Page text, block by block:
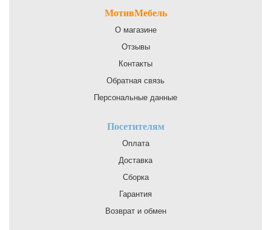
МотивМебель
О магазине
Отзывы
Контакты
Обратная связь
Персональные данные
Посетителям
Оплата
Доставка
Сборка
Гарантия
Возврат и обмен